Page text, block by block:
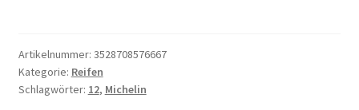
90/90
-
12
Artikelnummer: 3528708576667
Kategorie: Reifen
Schlagwörter: 12, Michelin